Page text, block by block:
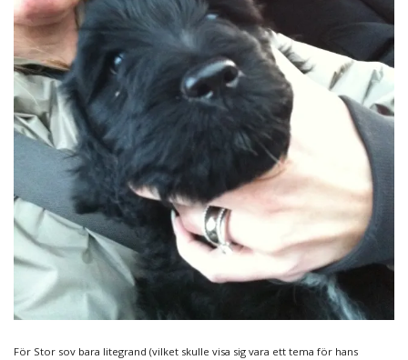
För Stor sov bara litegrand (vilket skulle visa sig vara ett tema för hans